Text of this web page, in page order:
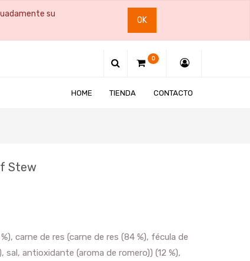
su
OK
0
HOME TIENDA CONTACTO
Stew
carne de res (carne de res (84 %), fécula de
antioxidante (aroma de romero)) (12 %),